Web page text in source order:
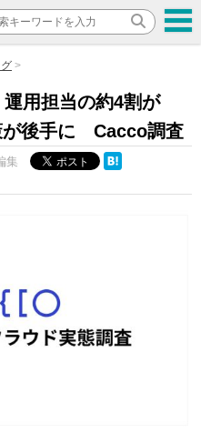
用担当の約4割が
が後手に Cacco調査
集